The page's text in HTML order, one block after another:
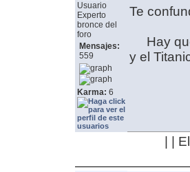
Usuario
Experto
bronce del
foro
Mensajes:
559
Karma: 6
Te
Hay
y el
| |